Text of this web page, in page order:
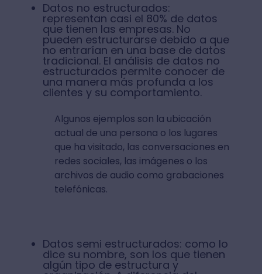
Datos no estructurados:
representan casi el 80% de datos
que tienen las empresas. No
pueden estructurarse debido a que
no entrarían en una base de datos
tradicional. El análisis de datos no
estructurados permite conocer de
una manera más profunda a los
clientes y su comportamiento.
Algunos ejemplos son la ubicación
actual de una persona o los lugares
que ha visitado, las conversaciones en
redes sociales, las imágenes o los
archivos de audio como grabaciones
telefónicas.
Datos semi estructurados: como lo
dice su nombre, son los que tienen
algún tipo de estructura y